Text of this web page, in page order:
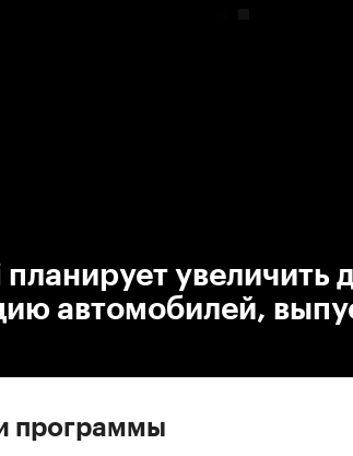
увеличить
автомобилей,
программы